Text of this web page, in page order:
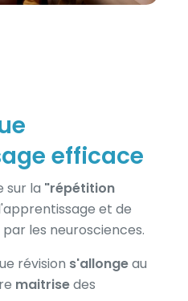
efficace
sur la "répétition
et de
les neurosciences.
révision s'allongeau
maitrisedes